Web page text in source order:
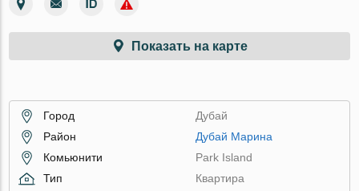
Показать на карте
Город
Дубай
Район
Дубай Марина
Комьюнити
Park Island
Тип
Квартира